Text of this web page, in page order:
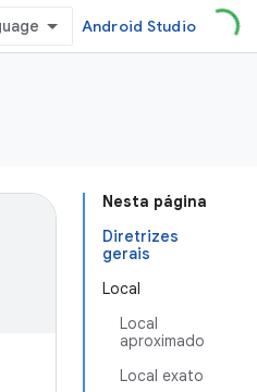
Android Studio
Nesta página
Diretrizes
gerais
Local
Local
aproximado
Local exato